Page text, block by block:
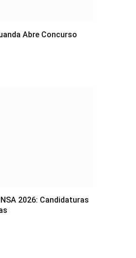
Abre Concurso
2026: Candidaturas